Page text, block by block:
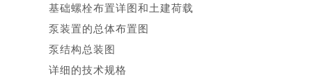
基础螺栓布置详图和土建荷载
泵装置的总体布置图
泵结构总装图
详细的技术规格